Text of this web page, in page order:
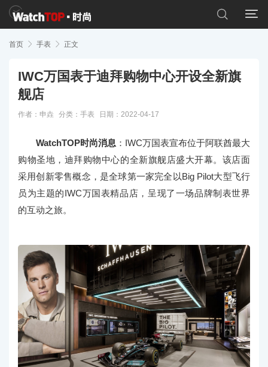


首页  手表  正文
IWC万国表于迪拜购物中心开设全新旗
舰店
作者：申垚 分类： 手表 日期：2022-04-17
WatchTOP时尚消息 ：IWC万国表宣布位于阿联酋最大
购物圣地，迪拜购物中心的全新旗舰店盛大开幕。该店面
采用创新零售概念，是全球第一家完全以Big Pilot大型飞行
员为主题的IWC万国表精品店，呈现了一场品牌制表世界
的互动之旅。